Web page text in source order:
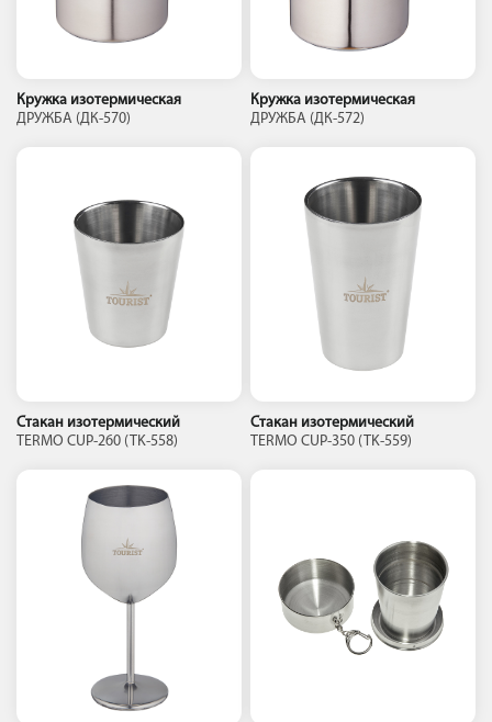
Кружка изотермическая
ДРУЖБА (ДК-570)
Кружка изотермическая
ДРУЖБА (ДК-572)
Стакан изотермический
TERMO CUP-260 (TK-558)
Стакан изотермический
TERMO CUP-350 (TK-559)